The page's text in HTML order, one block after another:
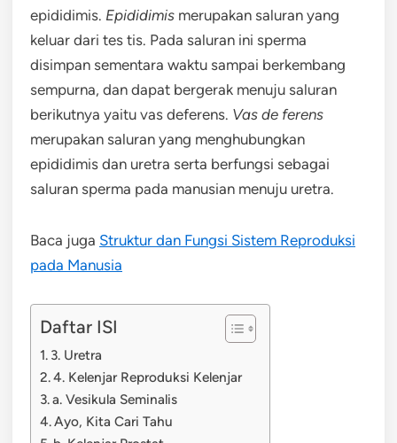
epididimis. Epididimis merupakan saluran yang
keluar dari tes tis. Pada saluran ini sperma
disimpan sementara waktu sampai berkembang
sempurna, dan dapat bergerak menuju saluran
berikutnya yaitu vas deferens. Vas de ferens
merupakan saluran yang menghubungkan
epididimis dan uretra serta berfungsi sebagai
saluran sperma pada manusian menuju uretra.
Baca juga Struktur dan Fungsi Sistem Reproduksi
pada Manusia
Daftar ISI
3. Uretra
4. Kelenjar Reproduksi Kelenjar
a. Vesikula Seminalis
Ayo, Kita Cari Tahu